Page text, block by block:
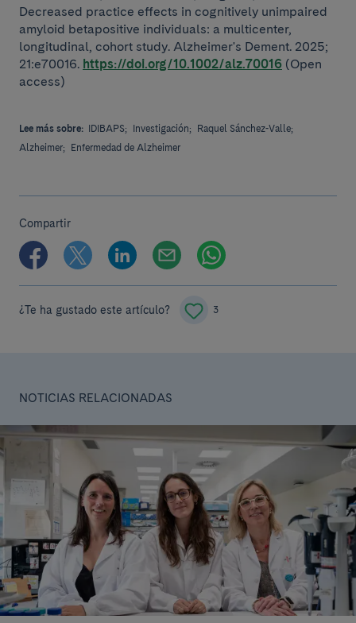
Decreased practice effects in cognitively unimpaired
amyloid betapositive individuals: a multicenter,
longitudinal, cohort study. Alzheimer's Dement. 2025;
21:e70016. https://doi.org/10.1002/alz.70016 (Open
access)
Lee más sobre: IDIBAPS; Investigación;
Raquel Sánchez-Valle;
Alzheimer;
Enfermedad de Alzheimer
Compartir
¿Te ha gustado este artículo? 3
NOTICIAS RELACIONADAS